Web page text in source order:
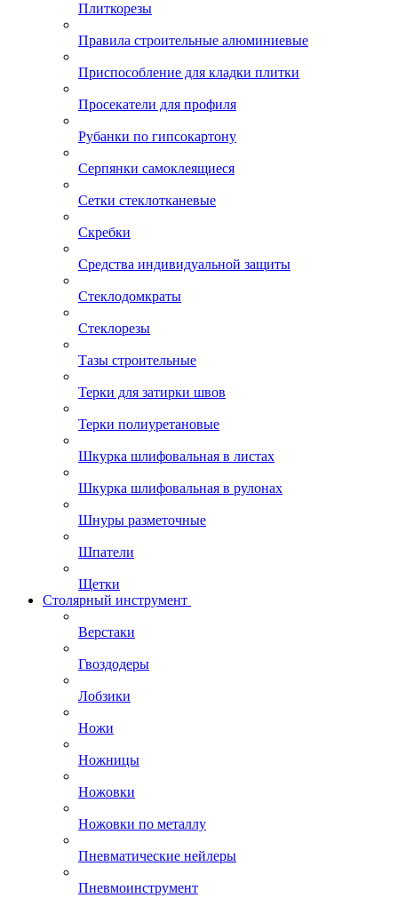
Плиткорезы
Правила строительные алюминиевые
Приспособление для кладки плитки
Просекатели для профиля
Рубанки по гипсокартону
Серпянки самоклеящиеся
Сетки стеклотканевые
Скребки
Средства индивидуальной защиты
Стеклодомкраты
Стеклорезы
Тазы строительные
Терки для затирки швов
Терки полиуретановые
Шкурка шлифовальная в листах
Шкурка шлифовальная в рулонах
Шнуры разметочные
Шпатели
Щетки
Столярный инструмент
Верстаки
Гвоздодеры
Лобзики
Ножи
Ножницы
Ножовки
Ножовки по металлу
Пневматические нейлеры
Пневмоинструмент